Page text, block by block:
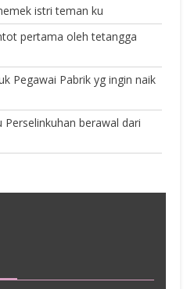
istri teman ku
pertama oleh tetangga
Pegawai Pabrik yg ingin naik
berawal dari